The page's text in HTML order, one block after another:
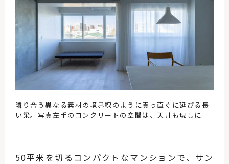
隣り合う異なる素材の境界線のように真っ直ぐに延びる長
い梁。写真左手のコンクリートの空間は、天井も現しに
50平米を切るコンパクトなマンションで、サン